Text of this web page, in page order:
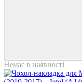
Немає в наявності